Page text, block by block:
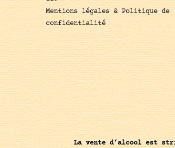
Mentions légales & Politique de
confidentialité
La vente d’alcool est